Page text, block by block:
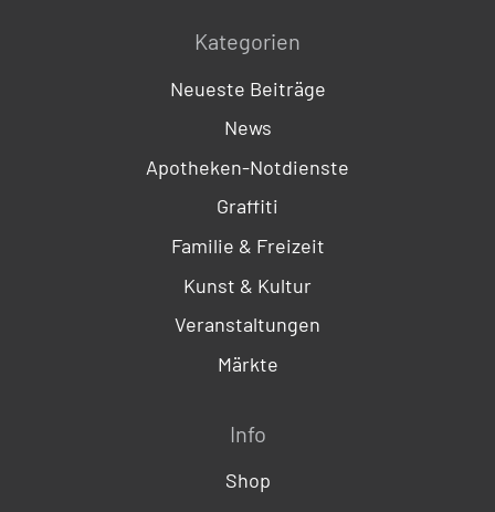
Kategorien
Neueste Beiträge
News
Apotheken-Notdienste
Graffiti
Familie & Freizeit
Kunst & Kultur
Veranstaltungen
Märkte
Info
Shop